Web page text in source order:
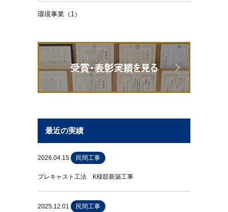
環境事業（1）
最近の実績
2026.04.15 民間工事
プレキャスト工法 K様邸新築工事
2025.12.01 民間工事